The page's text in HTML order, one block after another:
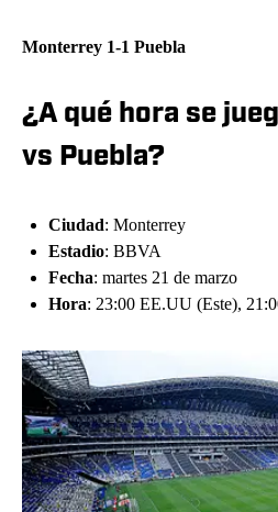
Monterrey 1-1 Puebla
¿A qué hora se
vs Puebla?
Ciudad: Monterrey
Estadio: BBVA
Fecha: martes 21 de marzo
Hora: 23:00 EE.UU (Este),